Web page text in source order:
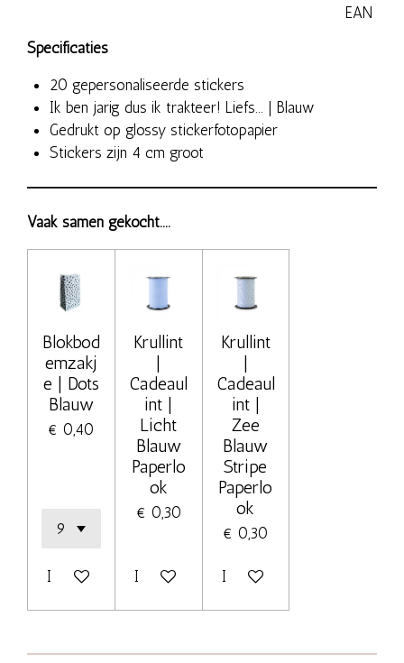
EAN
Specificaties
20 gepersonaliseerde stickers
Ik ben jarig dus ik trakteer! Liefs... | Blauw
Gedrukt op glossy stickerfotopapier
Stickers zijn 4 cm groot
Vaak samen gekocht....
Blokbod
emzakj
e | Dots
Blauw
€ 0,40
In winkelwagen
Krullint
|
Cadeaul
int |
Licht
Blauw
Paperlo
ok
€ 0,30
In winkelwagen
Krullint
|
Cadeaul
int |
Zee
Blauw
Stripe
Paperlo
ok
€ 0,30
In winkelwagen